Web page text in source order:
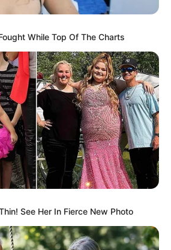
While Top Of The Charts
See Her In Fierce New Photo